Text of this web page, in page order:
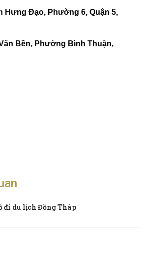
Hưng Đạo, Phường 6, Quận 5,
Bền, Phường Bình Thuận,
đi du lịch Đồng Tháp